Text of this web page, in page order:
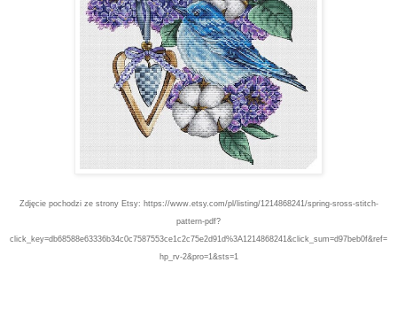
Zdjęcie pochodzi ze strony Etsy: https://www.etsy.com/pl/listing/1214868241/spring-sross-stitch-
pattern-pdf?
click_key=db68588e63336b34c0c7587553ce1c2c75e2d91d%3A1214868241&click_sum=d97beb0f&ref=
hp_rv-2&pro=1&sts=1